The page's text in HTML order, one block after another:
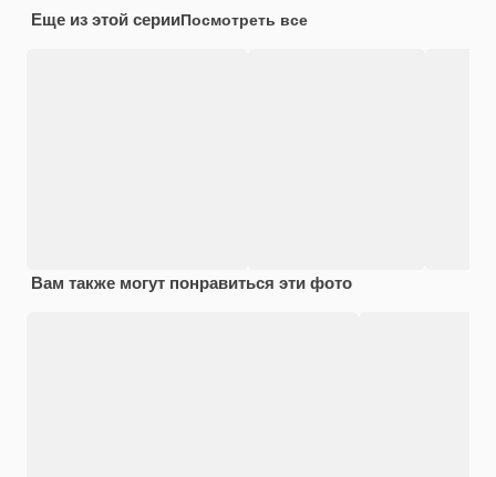
Еще из этой серииПосмотреть все
Вам также могут понравиться эти фото